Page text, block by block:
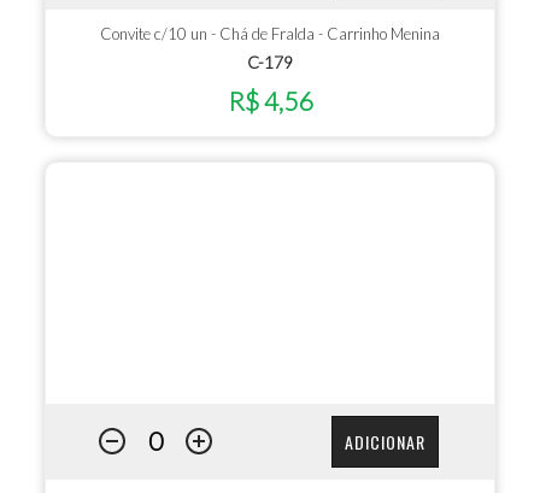
Convite c/10 un - Chá de Fralda - Carrinho Menina
C-179
R$ 4,56
ADICIONAR